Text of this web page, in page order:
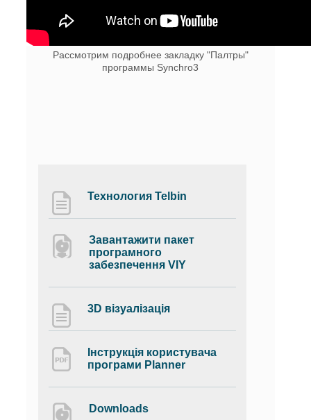
Рассмотрим подробнее закладку "Палтры"
программы Synchro3
Технология Telbin
Завантажити пакет
програмного
забезпечення VIY
3D візуалізація
Інструкція користувача
програми Planner
Downloads